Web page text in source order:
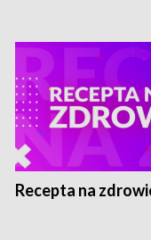
Recepta na